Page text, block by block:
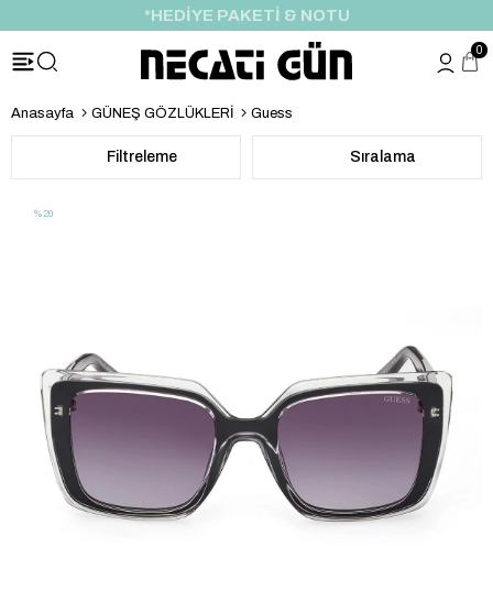
ÖZEL İNDİRİM FIRSATI
0
Anasayfa GÜNEŞ GÖZLÜKLERİ Guess
Filtreleme Sıralama
%20